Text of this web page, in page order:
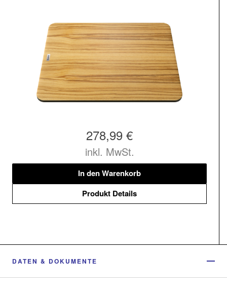
278,99 €
inkl. MwSt.
In den Warenkorb
Produkt Details
DATEN & DOKUMENTE